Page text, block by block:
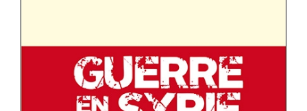
François
Belliot »